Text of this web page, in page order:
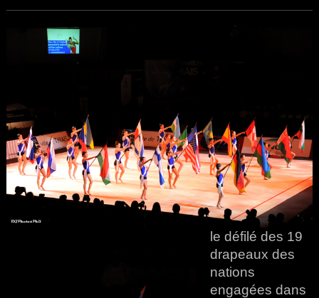
le défilé des 19
drapeaux des
nations
engagées dans